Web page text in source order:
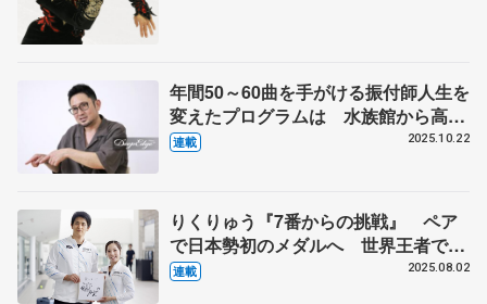
年間50～60曲を手がける振付師人生を
変えたプログラムは 水族館から高橋
大輔さん、美術館から宇野昌磨さんの
連載 2025.10.22
りくりゅう『7番からの挑戦』 ペア
で日本勢初のメダルへ 世界王者でも
「守りに入らず」【ミラノ・コルティ
連載 2025.08.02